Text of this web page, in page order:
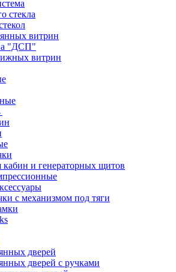
стекла
витрин
"ДСП"
витрин
кабин и генераторных щитов
с механизмом под тяги
дверей
дверей с ручками